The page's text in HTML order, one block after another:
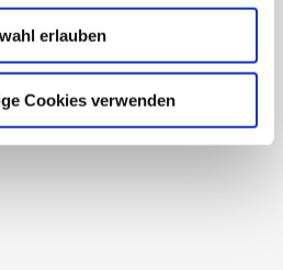
erlauben
Cookies verwenden
Bureau
conditions